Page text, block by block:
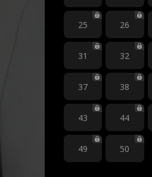
25 26
31 32
37 38
43 44
49 50